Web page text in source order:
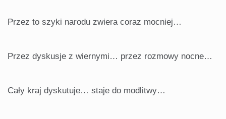
Przez to szyki narodu zwiera coraz mocniej…
Przez dyskusje z wiernymi… przez rozmowy nocne…
Cały kraj dyskutuje… staje do modlitwy…